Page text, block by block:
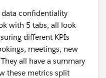
confidentiality
with 5 tabs, all look
different KPIs
meetings, new
all have a summary
these metrics split